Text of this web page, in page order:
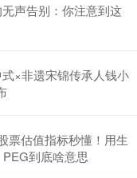
声告别：你注意到这
×非遗宋锦传承人钱小
票估值指标秒懂！用生
到底啥意思